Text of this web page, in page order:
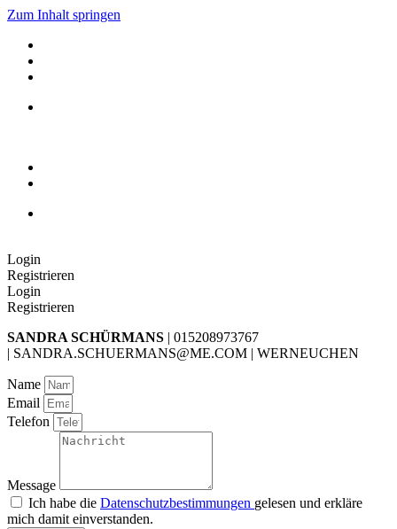
Zum Inhalt springen
Login
Registrieren
Login
Registrieren
SANDRA SCHÜRMANS | 015208973767
| SANDRA.SCHUERMANS@ME.COM | WERNEUCHEN
Name
Email
Telefon
Message
Ich habe die Datenschutzbestimmungen gelesen und erkläre
mich damit einverstanden.